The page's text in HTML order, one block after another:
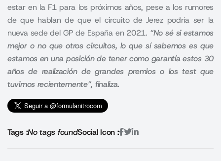
estar en la F1 para los próximos años, pese a los rumores
de que hablan de que el circuito de Jerez podría ser la
nueva sede del GP de España en 2021. “No sé si estamos
mejor o no que otros circuitos, lo que sí sabemos es que
estamos en una posición de tener como garantía estos 30
años de realización de grandes premios o los test que
tuvimos recientemente”, finaliza.
Tags :No tags foundSocial Icon :